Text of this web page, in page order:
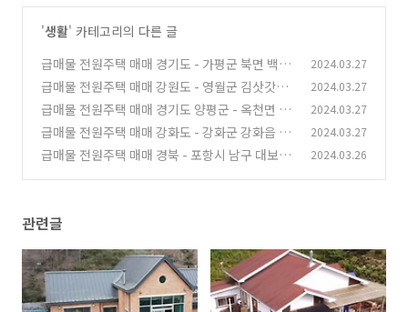
'생활' 카테고리의 다른 글
급매물 전원주택 매매 경기도 - 가평군 북면 백둔
리 / 청평면, 여주시 강천면 굴암리 / 가남읍 신해
리, 이천시 백사면 모전리 (0)
2024.03.27
급매물 전원주택 매매 강원도 - 영월군 김삿갓면
와석리 / 주문리, 홍천군 내면 율전리, 평창군 평
창읍 / 방림면 (0)
2024.03.27
급매물 전원주택 매매 경기도 양평군 - 옥천면 용
천리, 강하면 항금리, 용문면, 개군면 하자포리,
양평읍 회현리
(0)
2024.03.27
급매물 전원주택 매매 강화도 - 강화군 강화읍 월
곳리 / 갑곳리, 화도면, 내가면 오상리, 길상면 길
2024.03.27
급매물 전원주택 매매 경북 - 포항시 남구 대보면
2024.03.26
관련글